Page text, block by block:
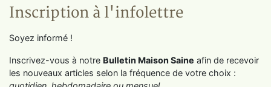
Inscription à l'infolettre
Soyez informé !
Inscrivez-vous à notre Bulletin Maison Saine afin de recevoir
les nouveaux articles selon la fréquence de votre choix :